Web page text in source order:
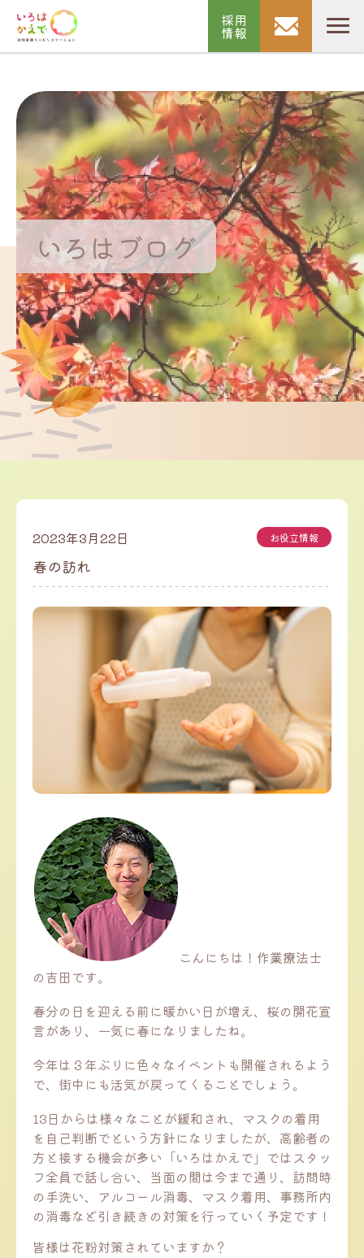
採用
情報
いろはブログ
2023年3月22日 お役立情報
春の訪れ
こんにちは！作業療法士
の吉田です。
春分の日を迎える前に暖かい日が増え、桜の開花宣
言があり、一気に春になりましたね。
今年は３年ぶりに色々なイベントも開催されるよう
で、街中にも活気が戻ってくることでしょう。
13日からは様々なことが緩和され、マスクの着用
を自己判断でという方針になりましたが、高齢者の
方と接する機会が多い「いろはかえで」ではスタッ
フ全員で話し合い、当面の間は今まで通り、訪問時
の手洗い、アルコール消毒、マスク着用、事務所内
の消毒など引き続きの対策を行っていく予定です！
皆様は花粉対策されていますか？